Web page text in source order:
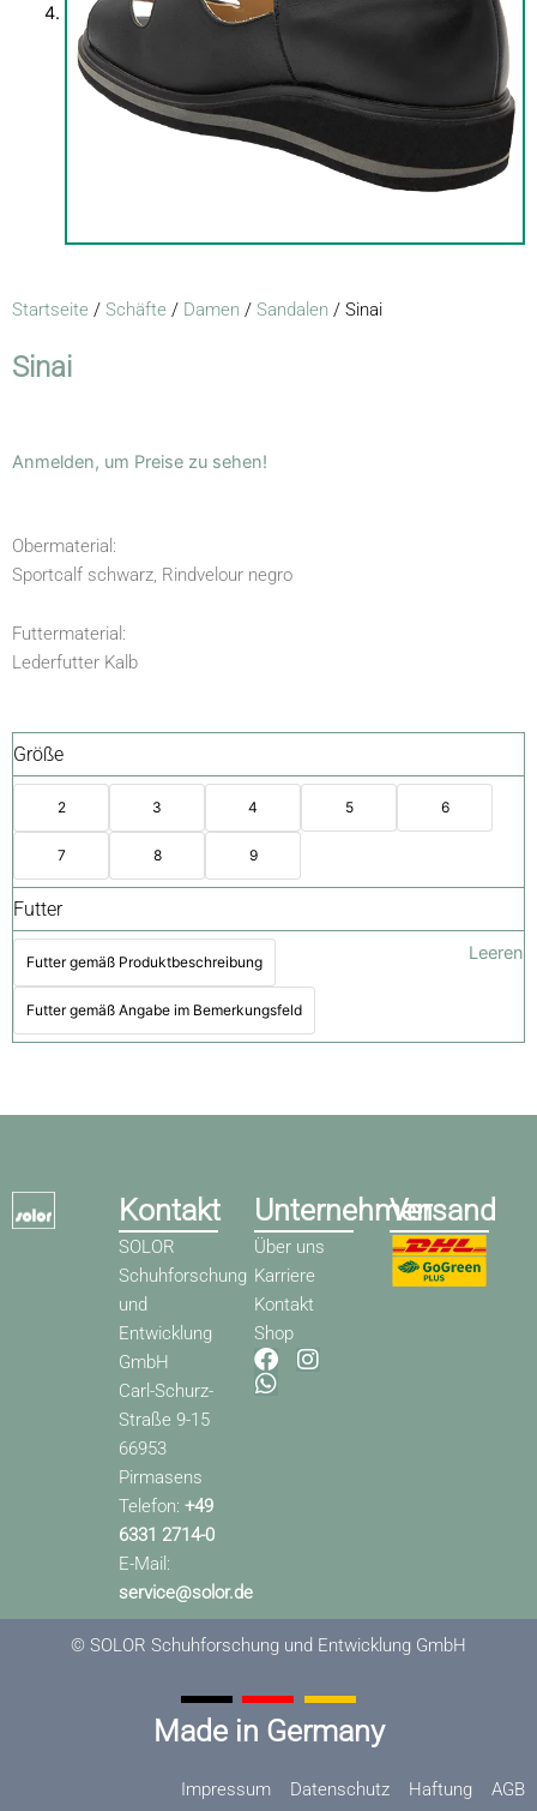
Startseite / Schäfte / Damen / Sandalen / Sinai
Sinai
Anmelden, um Preise zu sehen!
Obermaterial:
Sportcalf schwarz, Rindvelour negro
Futtermaterial:
Lederfutter Kalb
Größe
2 3 4 5 6
7 8 9
Futter
Futter gemäß Produktbeschreibung
Futter gemäß Angabe im Bemerkungsfeld
Leeren
Kontakt
SOLOR
Schuhforschung
und
Entwicklung
GmbH
Carl-Schurz-
Straße 9-15
66953
Pirmasens
Telefon:+49
6331 2714-0
E-Mail:
service@solor.de
Unternehmen
Über uns
Karriere
Kontakt
Shop
F
a
I
W
h
Versand
© SOLOR Schuhforschung und Entwicklung GmbH
Made in Germany
Impressum Datenschutz Haftung AGB